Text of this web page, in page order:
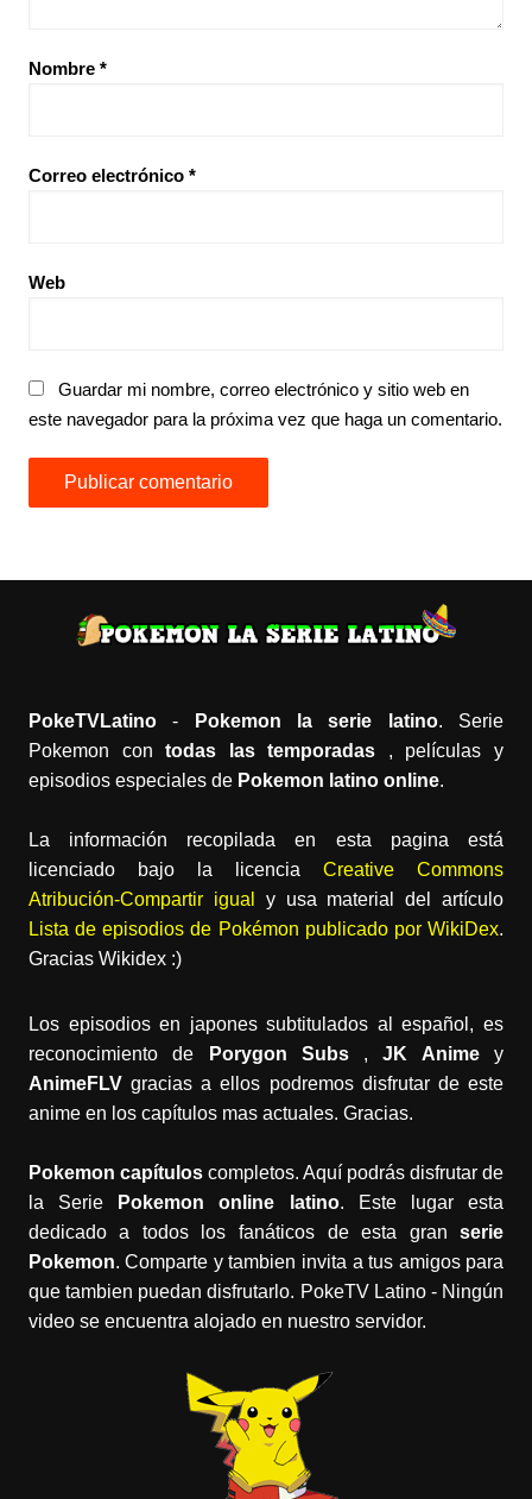
Nombre *
Correo electrónico *
Web
Guardar mi nombre, correo electrónico y sitio web en
este navegador para la próxima vez que haga un comentario.
PokeTVLatino- Pokemon la serie latino. Serie
Pokemon contodas las temporadas , películas y
episodios especiales de Pokemon latino online.
La información recopilada en esta pagina está
licenciado bajo la licenciaCreative Commons
Atribución-Compartir igual
y usa material del artículo
Lista de episodios de Pokémon publicado por WikiDex.
Gracias Wikidex :)
Los episodios en japones subtitulados al español, es
reconocimiento de
Porygon Subs,JK Animey
AnimeFLV gracias a ellos podremos disfrutar de este
anime en los capítulos mas actuales. Gracias.
Pokemon capítuloscompletos. Aquí podrás disfrutar de
la Serie
Pokemon online latino. Este lugar esta
dedicado a todos los fanáticos de esta granserie
Pokemon. Comparte y tambien invita a tus amigos para
que tambien puedan disfrutarlo. PokeTV Latino - Ningún
video se encuentra alojado en nuestro servidor.